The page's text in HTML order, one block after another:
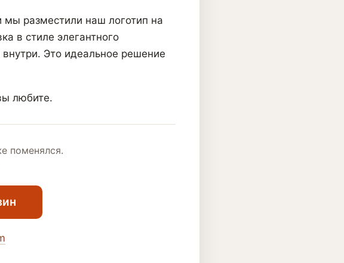
мы разместили наш логотип на
в стиле элегантного
Это идеальное решение
любите.
поменялся.